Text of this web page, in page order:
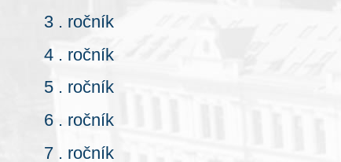
3 . ročník
4 . ročník
5 . ročník
6 . ročník
7 . ročník